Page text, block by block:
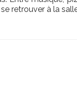
retrouver à la